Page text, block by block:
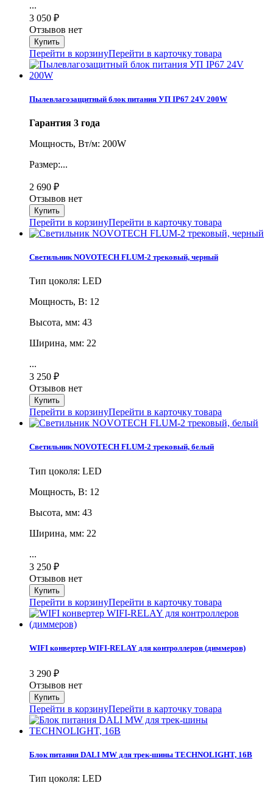
...
3 050 ₽
Отзывов нет
Перейти в корзинуПерейти в карточку товара
Пылевлагозащитный блок питания УП IP67 24V 200W
Гарантия 3 года
Мощность, Вт/м: 200W
Размер:...
2 690 ₽
Отзывов нет
Перейти в корзинуПерейти в карточку товара
Светильник NOVOTECH FLUM-2 трековый, черный
Тип цоколя: LED
Мощность, В: 12
Высота, мм: 43
Ширина, мм: 22
...
3 250 ₽
Отзывов нет
Перейти в корзинуПерейти в карточку товара
Светильник NOVOTECH FLUM-2 трековый, белый
Тип цоколя: LED
Мощность, В: 12
Высота, мм: 43
Ширина, мм: 22
...
3 250 ₽
Отзывов нет
Перейти в корзинуПерейти в карточку товара
WIFI конвертер WIFI-RELAY для контроллеров (диммеров)
3 290 ₽
Отзывов нет
Перейти в корзинуПерейти в карточку товара
Блок питания DALI MW для трек-шины TECHNOLIGHT, 16В
Тип цоколя: LED